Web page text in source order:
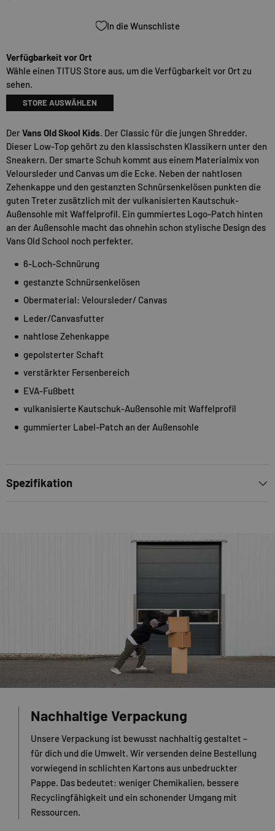
In die Wunschliste
Verfügbarkeit vor Ort
Wähle einen TITUS Store aus, um die Verfügbarkeit vor Ort zu
sehen.
STORE AUSWÄHLEN
DerVans Old Skool Kids. Der Classic für die jungen Shredder.
Dieser Low-Top gehört zu den klassischsten Klassikern unter den
Sneakern. Der smarte Schuh kommt aus einem Materialmix von
Veloursleder und Canvas um die Ecke. Neben der nahtlosen
Zehenkappe und den gestanzten Schnürsenkelösen punkten die
guten Treter zusätzlich mit der vulkanisierten Kautschuk-
Außensohle mit Waffelprofil. Ein gummiertes Logo-Patch hinten
an der Außensohle macht das ohnehin schon stylische Design des
Vans Old School noch perfekter.
6-Loch-Schnürung
gestanzte Schnürsenkelösen
Obermaterial: Veloursleder/ Canvas
Leder/Canvasfutter
nahtlose Zehenkappe
gepolsterter Schaft
verstärkter Fersenbereich
EVA-Fußbett
vulkanisierte Kautschuk-Außensohle mit Waffelprofil
gummierter Label-Patch an der Außensohle
Spezifikation
Nachhaltige Verpackung
Unsere Verpackung ist bewusst nachhaltig gestaltet –
für dich und die Umwelt. Wir versenden deine Bestellung
vorwiegend in schlichten Kartons aus unbedruckter
Pappe. Das bedeutet: weniger Chemikalien, bessere
Recyclingfähigkeit und ein schonender Umgang mit
Ressourcen.